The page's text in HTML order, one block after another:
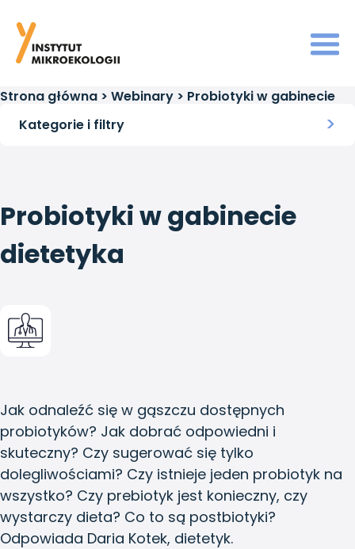
Strona główna > Webinary > Probiotyki w gabinecie
dietetyka
Kategorie i filtry
Probiotyki w gabinecie
dietetyka
Jak odnaleźć się w gąszczu dostępnych
probiotyków? Jak dobrać odpowiedni i
skuteczny? Czy sugerować się tylko
dolegliwościami? Czy istnieje jeden probiotyk na
wszystko? Czy prebiotyk jest konieczny, czy
wystarczy dieta? Co to są postbiotyki?
Odpowiada Daria Kotek, dietetyk.